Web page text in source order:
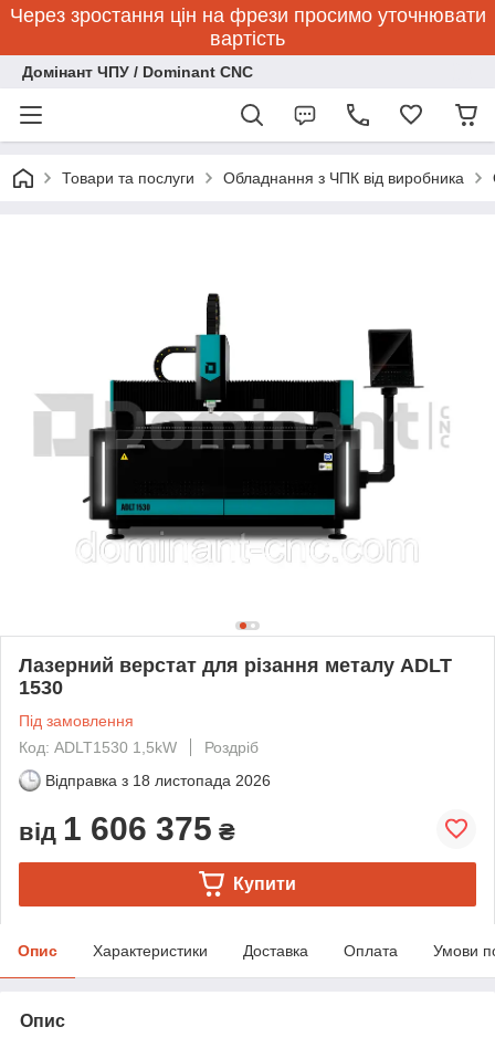
Через зростання цін на фрези просимо уточнювати
вартість
Домінант ЧПУ / Dominant CNC
Товари та послуги Обладнання з ЧПК від виробника
Лазерний верстат для різання металу ADLT
1530
Під замовлення
Код: ADLT1530 1,5kW
Роздріб
Відправка з 18 листопада 2026
від 1 606 375 ₴
Купити
Опис Характеристики Доставка Оплата Умови
Опис